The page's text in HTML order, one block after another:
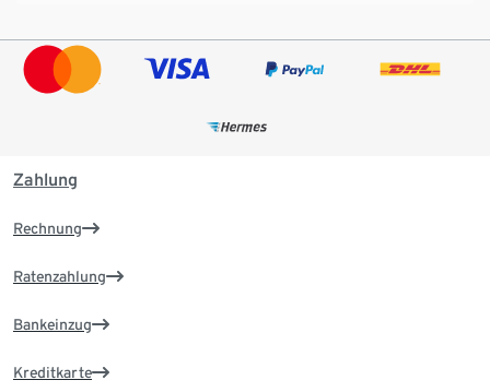
Zahlung
Rechnung
Ratenzahlung
Bankeinzug
Kreditkarte